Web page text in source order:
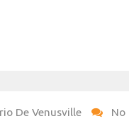
De Venusville
No